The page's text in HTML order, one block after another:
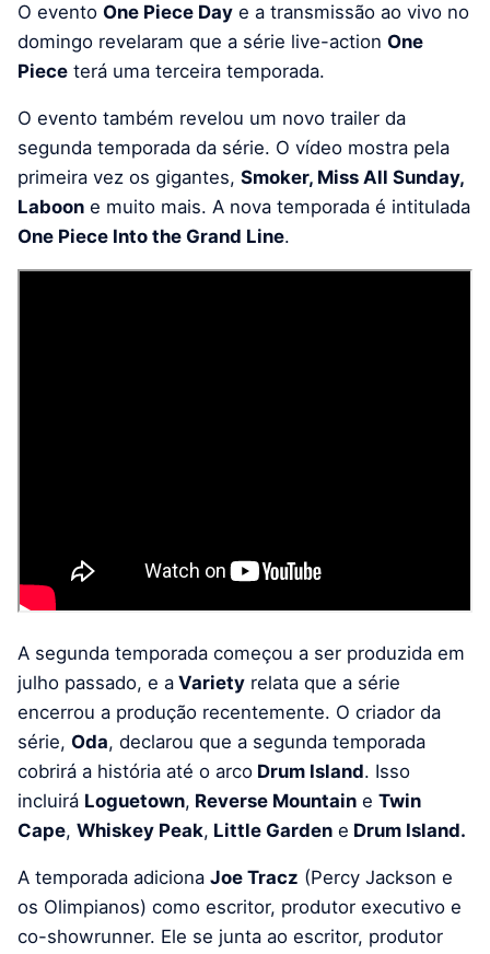
O evento One Piece Day e a transmissão ao vivo no
domingo revelaram que a série live-action One
Piece terá uma terceira temporada.
O evento também revelou um novo trailer da
segunda temporada da série. O vídeo mostra pela
primeira vez os gigantes, Smoker, Miss All Sunday,
Laboon e muito mais. A nova temporada é intitulada
One Piece Into the Grand Line.
A segunda temporada começou a ser produzida em
julho passado, e a Variety relata que a série
encerrou a produção recentemente. O criador da
série, Oda, declarou que a segunda temporada
cobrirá a história até o arco Drum Island. Isso
incluirá Loguetown, Reverse Mountain e Twin
Cape, Whiskey Peak, Little Garden e Drum Island.
A temporada adiciona Joe Tracz (Percy Jackson e
os Olimpianos) como escritor, produtor executivo e
co-showrunner. Ele se junta ao escritor, produtor